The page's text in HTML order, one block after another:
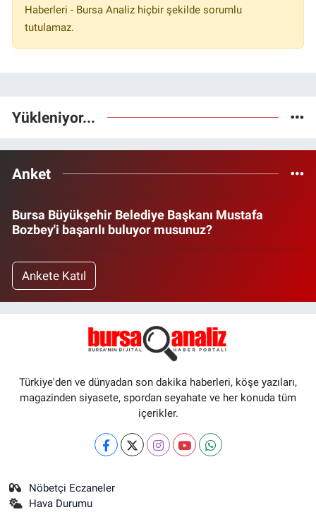
Haberleri - Bursa Analiz hiçbir şekilde sorumlu
tutulamaz.
Yükleniyor...
Anket
Bursa Büyükşehir Belediye Başkanı Mustafa
Bozbey'i başarılı buluyor musunuz?
Ankete Katıl
Türkiye'den ve dünyadan son dakika haberleri, köşe yazıları,
magazinden siyasete, spordan seyahate ve her konuda tüm
içerikler.
Nöbetçi Eczaneler
Hava Durumu